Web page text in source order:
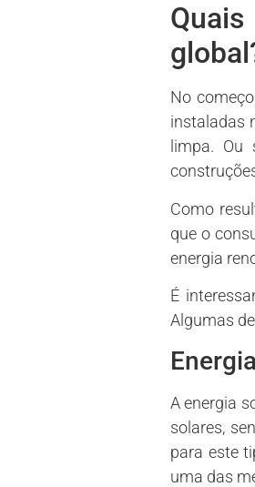
No
instaladas
limpa. Ou
Como
que o
energia
É
Algumas
A energia
solares,
para este
uma das